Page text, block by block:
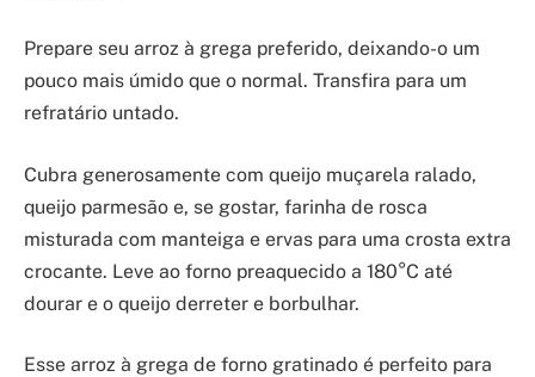
Prepare seu arroz à grega preferido, deixando-o um
pouco mais úmido que o normal. Transfira para um
refratário untado.
Cubra generosamente com queijo muçarela ralado,
queijo parmesão e, se gostar, farinha de rosca
misturada com manteiga e ervas para uma crosta extra
crocante. Leve ao forno preaquecido a 180°C até
dourar e o queijo derreter e borbulhar.
Esse arroz à grega de forno gratinado é perfeito para